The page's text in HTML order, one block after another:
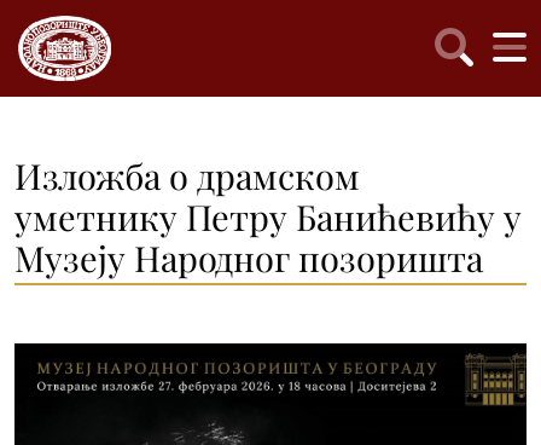
Изложба о драмском
уметнику Петру Банићевићу у
Музеју Народног позоришта